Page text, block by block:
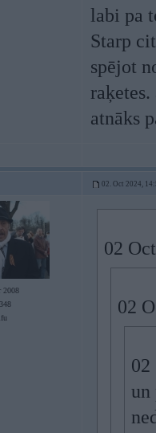
labi pa
Starp
spējot
atnāks
02. Oct 2024,
2008
02
02
02
un